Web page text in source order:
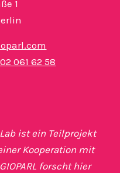
1
061 62 58
ist ein Teilprojekt
Kooperation mit
forscht hier